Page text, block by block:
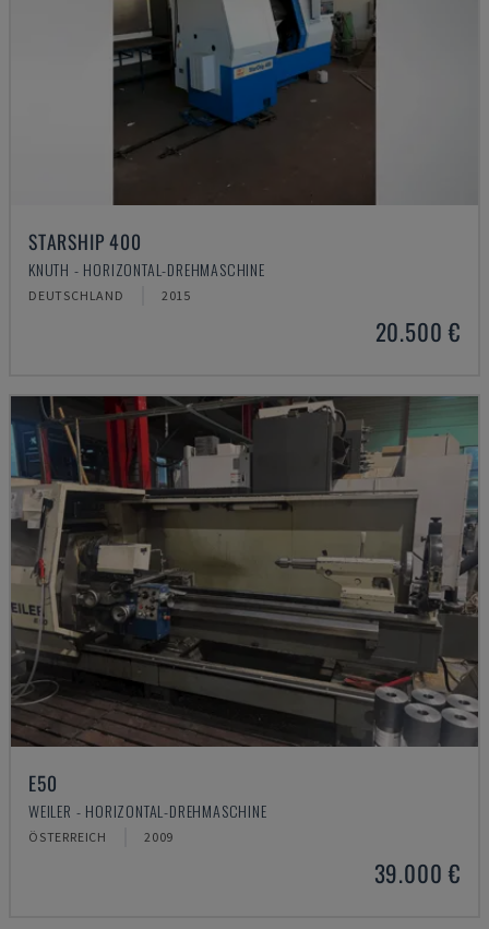
STARSHIP 400
KNUTH - HORIZONTAL-DREHMASCHINE
DEUTSCHLAND 2015
20.500 €
E50
WEILER - HORIZONTAL-DREHMASCHINE
ÖSTERREICH 2009
39.000 €